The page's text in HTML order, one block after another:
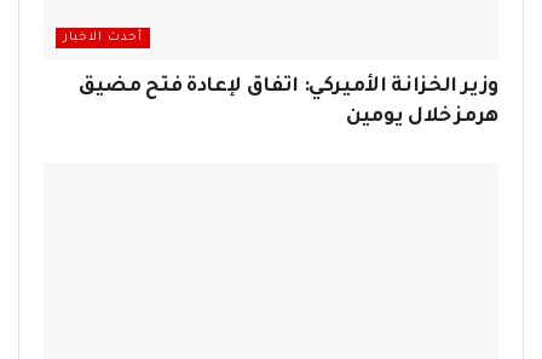
أحدث الاخبار
وزير الخزانة الأميركي: اتفاق لإعادة فتح مضيق
هرمز خلال يومين